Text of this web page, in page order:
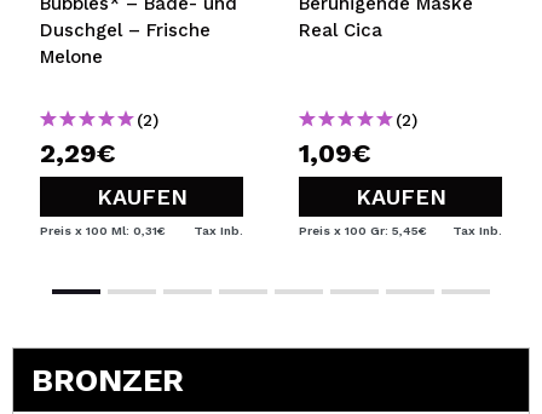
Duschgel – Frische
Melone
(2)
2,29€
KAUFEN
Preis x 100 Ml: 0,31€ Tax Inb.
Real Cica
(2)
1,09€
KAUFEN
Preis x 100 Gr: 5,45€ Tax Inb.
BRONZER